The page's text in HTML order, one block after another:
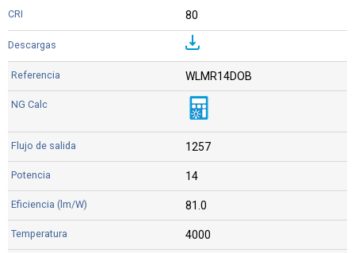
80
WLMR14DOB
1257
14
81.0
4000